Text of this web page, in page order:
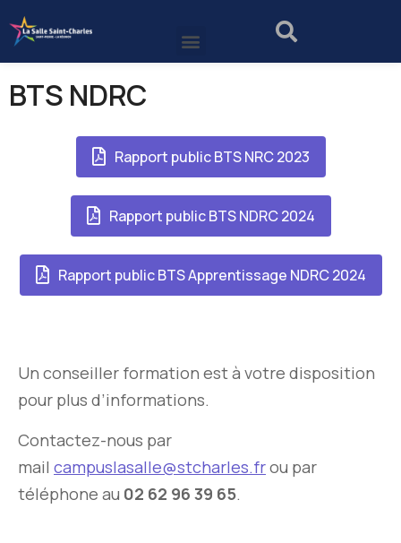
BTS NDRC
Rapport public BTS NRC 2023
Rapport public BTS NDRC 2024
Rapport public BTS Apprentissage NDRC 2024
Un conseiller formation est à votre disposition
pour plus d’informations.
Contactez-nous par
mail campuslasalle@stcharles.frou par
téléphone au 02 62 96 39 65.